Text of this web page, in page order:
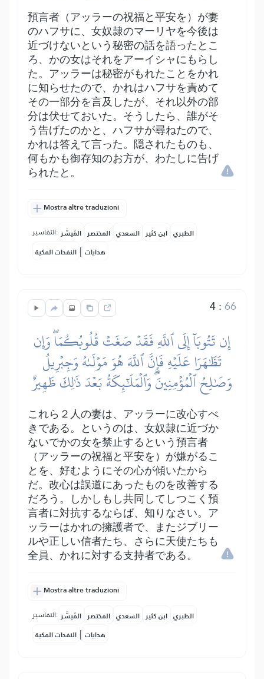
預言者（アッラーの祝福と平安を）が妻
のハフサに、女奴隷のマーリヤを今後は
近づけないという秘密の話を語ったとこ
ろ、かの女はそれをアーイシャにもらし
た。アッラーは秘密がもれたことをかれ
に知らせたので、かれはハフサを責めて
その一部分を言及したが、それ以外の部
分は伏せておいた。そうしたら、誰がそ
う告げたのかと、ハフサが尋ねたので、
かれは答えて言った。隠されたものも、
何もかも御存知のお方が、わたしに告げ
られたと。
Mostra altre traduzioni
التفاسير: المُيسَّر المختصر السعدي ابن كثير الطبري
النفحات المكية | هدايات
4:66
إِن تَتُوبَآ إِلَى ٱللَّهِ فَقَدۡ صَغَتۡ قُلُوبُكُمَاۖ وَإِن
تَظَٰهَرَا عَلَيۡهِ فَإِنَّ ٱللَّهَ هُوَ مَوۡلَىٰهُ وَجِبۡرِيلُ
وَصَٰلِحُ ٱلۡمُؤۡمِنِينَۖ وَٱلۡمَلَٰٓئِكَةُ بَعۡدَ ذَٰلِكَ ظَهِيرٌ
これら２人の妻は、アッラーに改心すべ
きである。というのは、女奴隷に近づか
ないでかの女を禁止するという預言者
（アッラーの祝福と平安を）が嫌がるこ
とを、好むようにその心が傾いたから
だ。改心は誤道にあったものを改善する
だろう。しかしもし共同してしつこく預
言者に対抗するならば、知りなさい。ア
ッラーはかれの擁護者で、またジブリー
ルや正しい信者たち、さらに天使たちも
全員、かれに対する支持者である。
Mostra altre traduzioni
التفاسير: المُيسَّر المختصر السعدي ابن كثير الطبري
النفحات المكية | هدايات